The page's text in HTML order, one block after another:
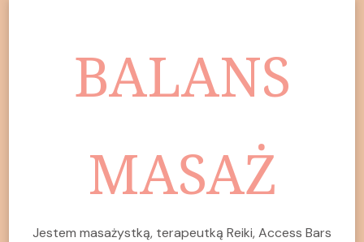
BALANS
MASAŻ
Jestem masażystką, terapeutką Reiki, Access Bars